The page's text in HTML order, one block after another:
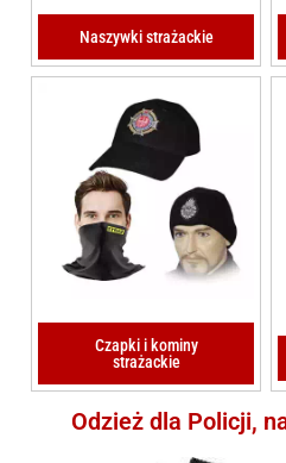
Naszywki strażackie
Czapki i kominy
strażackie
Odzież dla Policji,